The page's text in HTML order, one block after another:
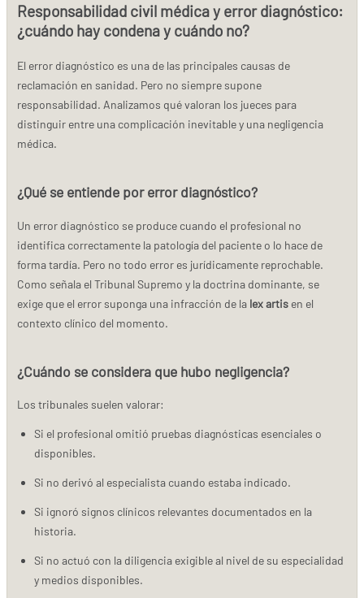
Responsabilidad civil médica y error diagnóstico:
¿cuándo hay condena y cuándo no?
El error diagnóstico es una de las principales causas de
reclamación en sanidad. Pero no siempre supone
responsabilidad. Analizamos qué valoran los jueces para
distinguir entre una complicación inevitable y una negligencia
médica.
¿Qué se entiende por error diagnóstico?
Un error diagnóstico se produce cuando el profesional no
identifica correctamente la patología del paciente o lo hace de
forma tardía. Pero no todo error es jurídicamente reprochable.
Como señala el Tribunal Supremo y la doctrina dominante, se
exige que el error suponga una infracción de la lex artis en el
contexto clínico del momento​.
¿Cuándo se considera que hubo negligencia?
Los tribunales suelen valorar:
Si el profesional omitió pruebas diagnósticas esenciales o
disponibles.
Si no derivó al especialista cuando estaba indicado.
Si ignoró signos clínicos relevantes documentados en la
historia.
Si no actuó con la diligencia exigible al nivel de su especialidad
y medios disponibles.